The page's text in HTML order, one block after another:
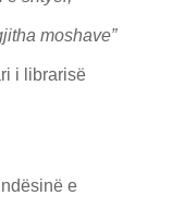
moshave”
i librarisë
e